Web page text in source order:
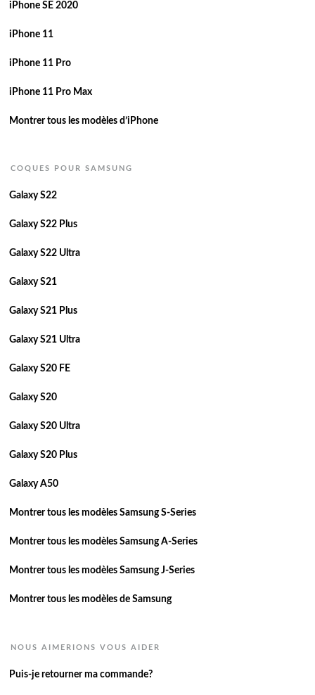
iPhone SE 2020
iPhone 11
iPhone 11 Pro
iPhone 11 Pro Max
Montrer tous les modèles d’iPhone
COQUES POUR SAMSUNG
Galaxy S22
Galaxy S22 Plus
Galaxy S22 Ultra
Galaxy S21
Galaxy S21 Plus
Galaxy S21 Ultra
Galaxy S20 FE
Galaxy S20
Galaxy S20 Ultra
Galaxy S20 Plus
Galaxy A50
Montrer tous les modèles Samsung S-Series
Montrer tous les modèles Samsung A-Series
Montrer tous les modèles Samsung J-Series
Montrer tous les modèles de Samsung
NOUS AIMERIONS VOUS AIDER
Puis-je retourner ma commande?